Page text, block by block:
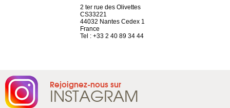
2 ter rue des Olivettes
CS33221
44032 Nantes Cedex 1
France
Tel : +33 2 40 89 34 44
Rejoignez-nous sur
INSTAGRAM